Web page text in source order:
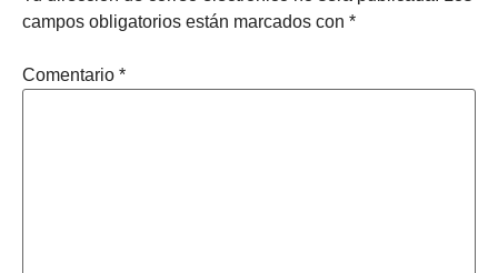
campos obligatorios están marcados con *
Comentario *